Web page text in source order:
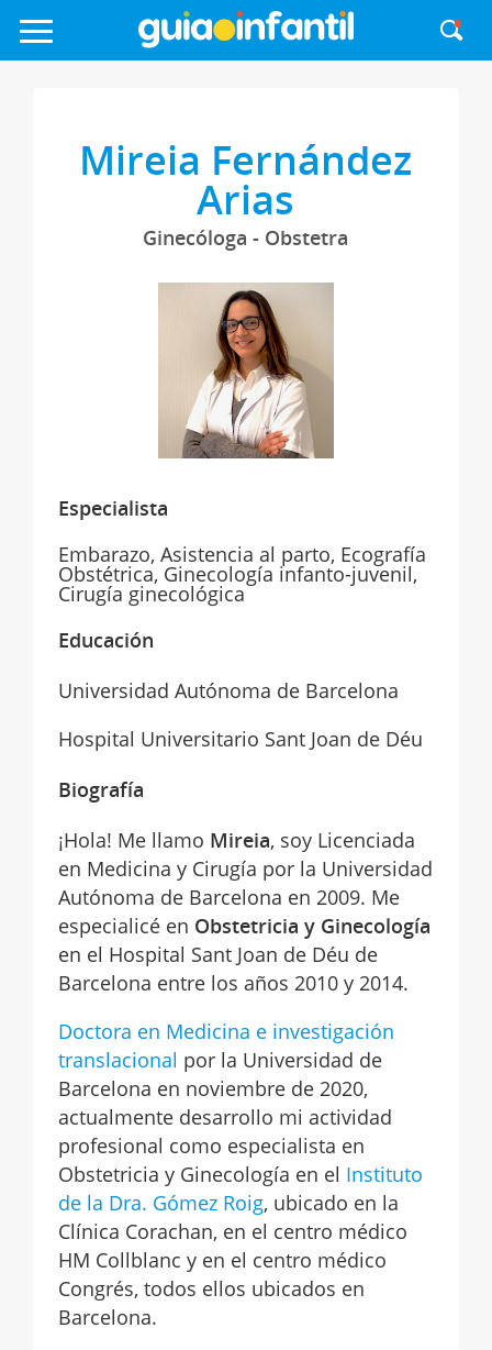
Mireia Fernández
Arias
Ginecóloga - Obstetra
Especialista
Embarazo, Asistencia al parto, Ecografía
Obstétrica, Ginecología infanto-juvenil,
Cirugía ginecológica
Educación
Universidad Autónoma de Barcelona
Hospital Universitario Sant Joan de Déu
Biografía
¡Hola! Me llamo Mireia, soy Licenciada
en Medicina y Cirugía por la Universidad
Autónoma de Barcelona en 2009. Me
especialicé en Obstetricia y Ginecología
en el Hospital Sant Joan de Déu de
Barcelona entre los años 2010 y 2014.
Doctora en Medicina e investigación
translacional por la Universidad de
Barcelona en noviembre de 2020,
actualmente desarrollo mi actividad
profesional como especialista en
Obstetricia y Ginecología en el Instituto
de la Dra. Gómez Roig, ubicado en la
Clínica Corachan, en el centro médico
HM Collblanc y en el centro médico
Congrés, todos ellos ubicados en
Barcelona.